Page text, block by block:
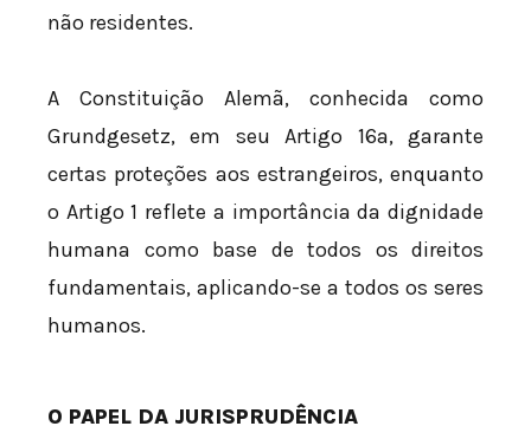
não residentes.
A Constituição Alemã, conhecida como
Grundgesetz, em seu Artigo 16a, garante
certas proteções aos estrangeiros, enquanto
o Artigo 1 reflete a importância da dignidade
humana como base de todos os direitos
fundamentais, aplicando-se a todos os seres
humanos.
O PAPEL DA JURISPRUDÊNCIA